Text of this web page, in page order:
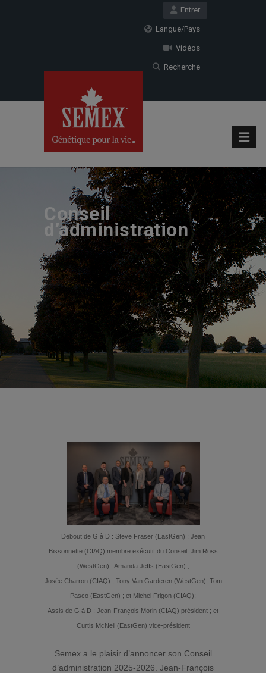
Entrer
Langue/Pays
Vidéos
Recherche
Conseil
d’administration
Debout de G à D : Steve Fraser (EastGen) ; Jean
Bissonnette (CIAQ) membre exécutif du Conseil; Jim Ross
(WestGen) ; Amanda Jeffs (EastGen) ;
Josée Charron (CIAQ) ; Tony Van Garderen (WestGen); Tom
Pasco (EastGen) ; et Michel Frigon (CIAQ);
Assis de G à D : Jean-François Morin (CIAQ) président ; et
Curtis McNeil (EastGen) vice-président
Semex a le plaisir d’annoncer son Conseil
d’administration 2025-2026. Jean-François